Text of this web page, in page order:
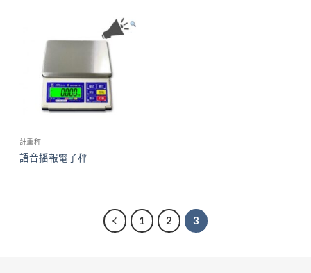
計重秤
語音播報電子秤
1 2 3